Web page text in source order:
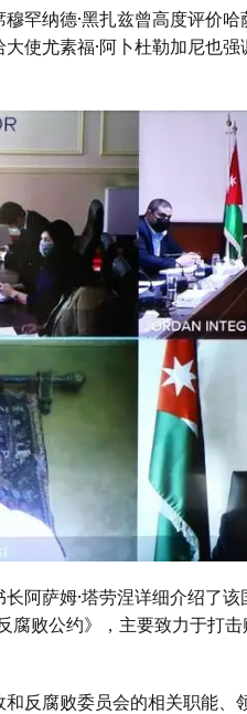
罕纳德·黑扎兹曾高度评价
使尤素福·阿卜杜勒加尼也
阿萨姆·塔劳涅详细介绍了
腐败公约》，主要致力于打
反腐败委员会的相关职能